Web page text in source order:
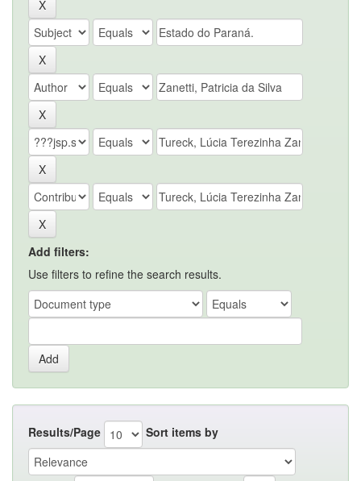
Add filters:
Use filters to refine the search results.
Results/Page Sort items by